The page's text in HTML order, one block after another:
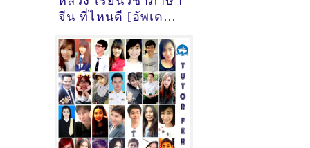
จีน ที่ไหนดี [อัพเดท
จีนเมื่อ2/11/2024,
17:48:26]